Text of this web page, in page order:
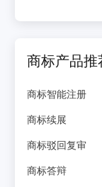
商标产品推
商标智能注册
商标续展
商标驳回复审
商标答辩